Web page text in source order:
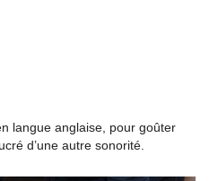
langue anglaise, pour goûter
d’une autre sonorité.